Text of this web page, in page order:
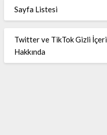
Sayfa Listesi
Twitter ve TikTok Gizli
Hakkında